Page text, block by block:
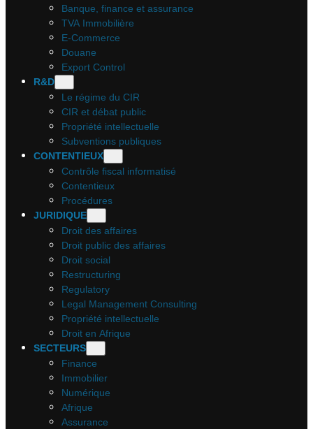
Banque, finance et assurance
TVA Immobilière
E-Commerce
Douane
Export Control
R&D
Le régime du CIR
CIR et débat public
Propriété intellectuelle
Subventions publiques
CONTENTIEUX
Contrôle fiscal informatisé
Contentieux
Procédures
JURIDIQUE
Droit des affaires
Droit public des affaires
Droit social
Restructuring
Regulatory
Legal Management Consulting
Propriété intellectuelle
Droit en Afrique
SECTEURS
Finance
Immobilier
Numérique
Afrique
Assurance